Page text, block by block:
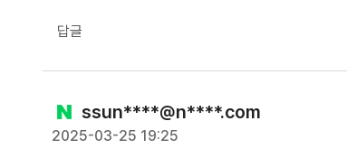
답글
ssun****@n****.com
2025-03-25 19:25